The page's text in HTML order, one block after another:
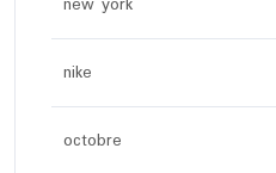
nike
octobre